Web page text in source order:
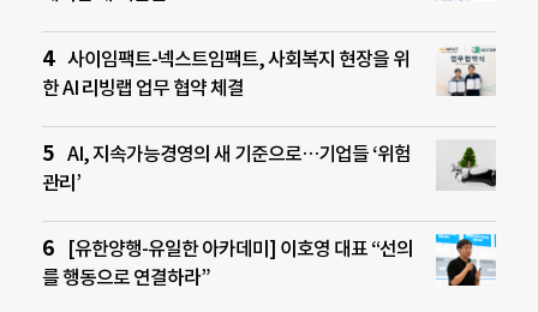
사이임팩트-넥스트임팩트, 사회복지 현장을 위
한 AI 리빙랩 업무 협약 체결
AI, 지속가능경영의 새 기준으로…기업들 ‘위험
관리’
[유한양행-유일한 아카데미] 이호영 대표 “선의
를 행동으로 연결하라”